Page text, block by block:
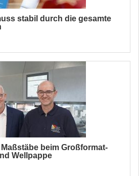
stabil durch die gesamte
beim Großformat-
Wellpappe